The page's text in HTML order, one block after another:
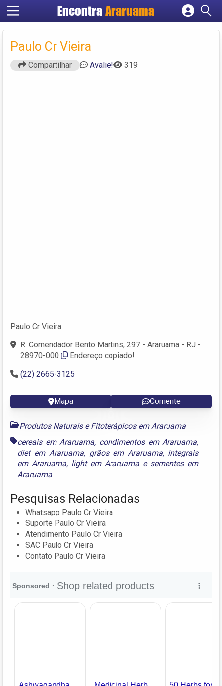
EncontraAraruama
Cadastrar empresa
Paulo Cr Vieira
Compartilhar Avalie! 319
Paulo Cr Vieira
R. Comendador Bento Martins, 297 - Araruama - RJ -
28970-000
Endereço copiado!
(22) 2665-3125
Mapa Comente
Produtos Naturais e Fitoterápicos em Araruama
cereais em Araruama, condimentos em Araruama,
diet em Araruama, grãos em Araruama, integrais
em Araruama, light em Araruama e sementes em
Araruama
Pesquisas Relacionadas
Whatsapp Paulo Cr Vieira
Suporte Paulo Cr Vieira
Atendimento Paulo Cr Vieira
SAC Paulo Cr Vieira
Contato Paulo Cr Vieira